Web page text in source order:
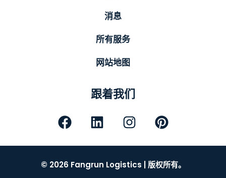
消息
所有服务
网站地图
跟着我们
© 2026 Fangrun Logistics | 版权所有。